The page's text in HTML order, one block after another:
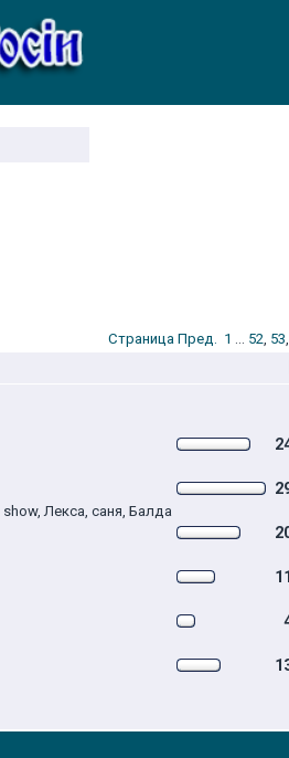
Стрaница Пред. 1 ... 52, 53,
Лекса, саня, Балда